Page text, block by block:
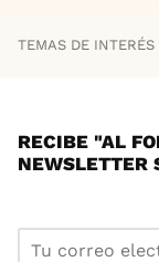
TEMAS DE INTERÉS
RECIBE "AL
NEWSLETTER